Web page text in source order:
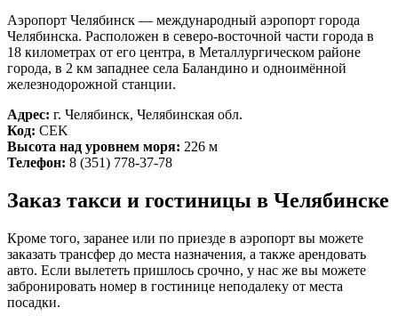
Аэропорт Челябинск — международный аэропорт города
Челябинска. Расположен в северо-восточной части города в
18 километрах от его центра, в Металлургическом районе
города, в 2 км западнее села Баландино и одноимённой
железнодорожной станции.
Адрес: г. Челябинск, Челябинская обл.
Код: CEK
Высота над уровнем моря: 226 м
Телефон: 8 (351) 778-37-78
Заказ такси и гостиницы в Челябинске
Кроме того, заранее или по приезде в аэропорт вы можете
заказать трансфер до места назначения, а также арендовать
авто. Если вылететь пришлось срочно, у нас же вы можете
забронировать номер в гостинице неподалеку от места
посадки.